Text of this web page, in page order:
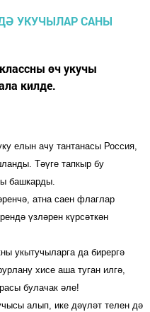
өч укучы
килде.
елын ачу тантанасы Россия,
Тәүге тапкыр бу
башкарды.
атна саен флаглар
үзләрен күрсәткән
укытучыларга да бирергә
хисе аша туган илгә,
булачак әле!
алып, ике дәүләт телен дә